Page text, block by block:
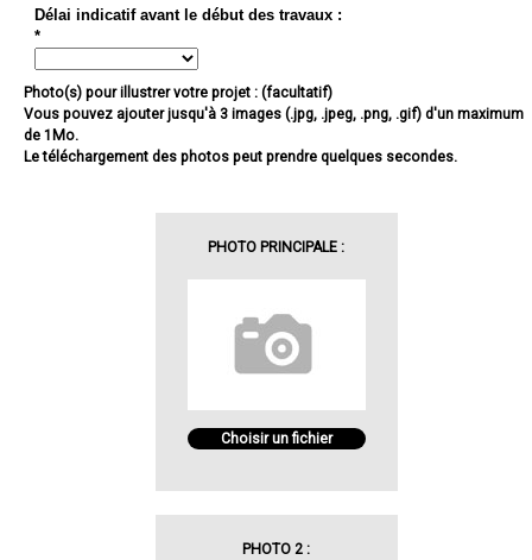
Délai indicatif avant le début des travaux :
*
Photo(s) pour illustrer votre projet : (facultatif)
Vous pouvez ajouter jusqu'à 3 images (.jpg, .jpeg, .png, .gif) d'un maximum
de 1Mo.
Le téléchargement des photos peut prendre quelques secondes.
PHOTO PRINCIPALE :
Choisir un fichier
PHOTO 2 :